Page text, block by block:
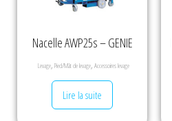
Nacelle AWP25s – GENIE
Levage, Pied/Mât de levage, Accessoires levage
Lire la suite